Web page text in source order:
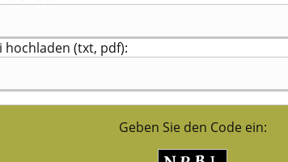
hochladen (txt, pdf):
Geben Sie den Code ein: